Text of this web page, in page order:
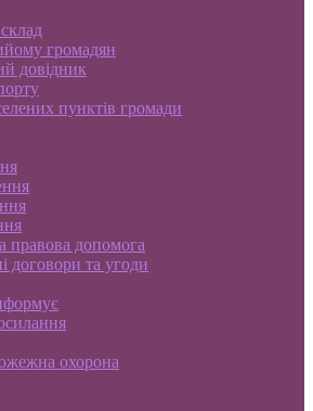
громадян
довідник
пунктів громади
правова допомога
договори та угоди
охорона